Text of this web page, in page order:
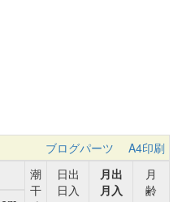
ブログパーツ
A4印刷
潮
干
日出
日入
月出
月入
月
齢